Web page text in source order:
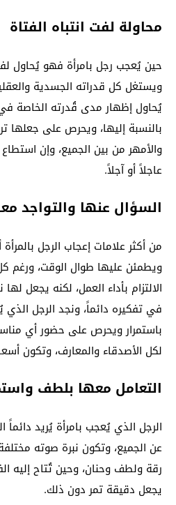
محاولة لفت انتباه الفتاة
حين يُعجب رجل بامرأة فهو يُحاول
ويستغل كل قدراته الجسدية
يُحاول إظهار مدى قُدرته الخاصة في
بالنسبة إليها، ويحرص على جعلها
والأمهر من بين الجميع، وإن
عاجلاً أو آجلاً.
السؤال عنها والتواجد
من أكثر علامات إعجاب الرجل
ويطمئن عليها طوال الوقت، ورغم
الالتزام بأداء العمل، لكنه يجعل
في تفكيره دائماً، ونجد الرجل
باستمرار ويحرص على حضور أي
لكل الأصدقاء والمعارف، وتكون
التعامل معها بلطف
الرجل الذي يُعجب بامرأة يُريد
عن الجميع، وتكون نبرة صوته
رقة ولطف وحنان، وحين تُتاح إليه
يجعل دقيقة تمر دون ذلك.